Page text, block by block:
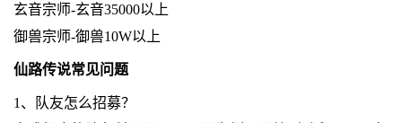
玄音宗师-玄音35000以上
御兽宗师-御兽10W以上
仙路传说常见问题
1、队友怎么招募？